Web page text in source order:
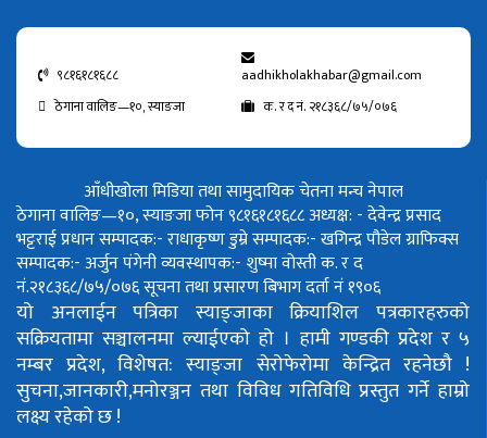
९८१६१८१६८८
aadhikholakhabar@gmail.com
ठेगाना वालिङ—१०, स्याङजा
क. र द नं. २१८३६८/७५/०७६
आँधीखोला मिडिया तथा सामुदायिक चेतना मन्च नेपाल
ठेगाना वालिङ—१०, स्याङजा फोन ९८१६१८१६८८अध्यक्ष: - देवेन्द्र प्रसाद
भट्टराईप्रधान सम्पादक:- राधाकृष्ण डुम्रेसम्पादक:- खगिन्द्र पौडेलग्राफिक्स
सम्पादक:- अर्जुन पंगेनीव्यवस्थापक:- शुष्मा वोस्तीक. र द
नं.२१८३६८/७५/०७६सूचना तथा प्रसारण बिभाग दर्ता नं १९०६
यो अनलाईन पत्रिका स्याङ्जाका क्रियाशिल पत्रकारहरुको
सक्रियतामा सञ्चालनमा ल्याईएको हो । हामी गण्डकी प्रदेश र ५
नम्बर प्रदेश, विशेषत: स्याङ्जा सेरोफेरोमा केन्द्रित रहनेछौ !
सुचना,जानकारी,मनोरञ्जन तथा विविध गतिविधि प्रस्तुत गर्ने हाम्रो
लक्ष्य रहेको छ !